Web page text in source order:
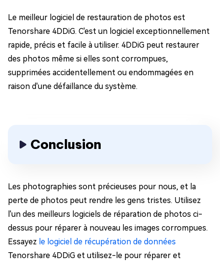
Le meilleur logiciel de restauration de photos est
Tenorshare 4DDiG. C'est un logiciel exceptionnellement
rapide, précis et facile à utiliser. 4DDiG peut restaurer
des photos même si elles sont corrompues,
supprimées accidentellement ou endommagées en
raison d'une défaillance du système.
Conclusion
Les photographies sont précieuses pour nous, et la
perte de photos peut rendre les gens tristes. Utilisez
l'un des meilleurs logiciels de réparation de photos ci-
dessus pour réparer à nouveau les images corrompues.
Essayez le logiciel de récupération de données
Tenorshare 4DDiG et utilisez-le pour réparer et